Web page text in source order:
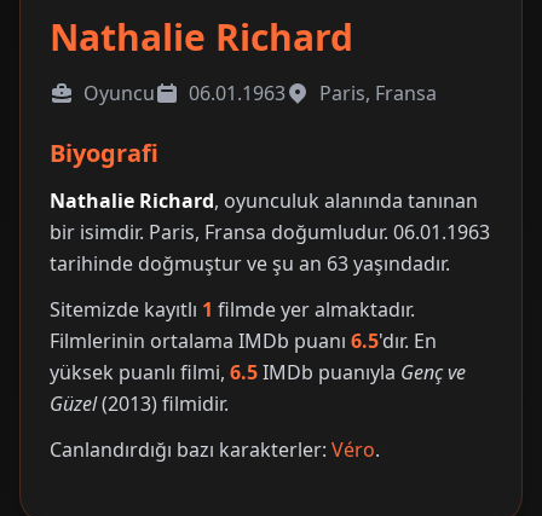
Nathalie Richard
Oyuncu 06.01.1963 Paris, Fransa
Biyografi
Nathalie Richard, oyunculuk alanında tanınan
bir isimdir. Paris, Fransa doğumludur. 06.01.1963
tarihinde doğmuştur ve şu an 63 yaşındadır.
Sitemizde kayıtlı 1 filmde yer almaktadır.
Filmlerinin ortalama IMDb puanı 6.5'dır. En
yüksek puanlı filmi, 6.5IMDb puanıyla Genç ve
Güzel(2013) filmidir.
Canlandırdığı bazı karakterler: Véro.